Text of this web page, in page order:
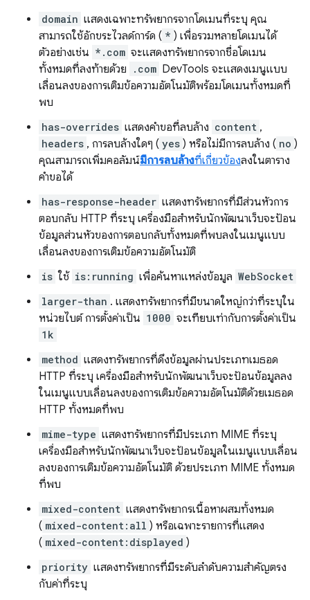
domain แสดงเฉพาะทรัพยากรจากโดเมนที่ระบุ คุณ
สามารถใช้อักขระไวลด์การ์ด ( * ) เพื่อรวมหลายโดเมนได้
ตัวอย่างเช่น *.com จะแสดงทรัพยากรจากชื่อโดเมน
ทั้งหมดที่ลงท้ายด้วย
.com DevTools จะแสดงเมนูแบบ
เลื่อนลงของการเติมข้อความอัตโนมัติพร้อมโดเมนทั้งหมดที่
พบ
has-overrides แสดงคำขอที่ลบล้าง content ,
headers , การลบล้างใดๆ ( yes ) หรือไม่มีการลบล้าง ( no )
คุณสามารถเพิ่มคอลัมน์มีการลบล้างที่เกี่ยวข้องลงในตาราง
คำขอได้
has-response-header แสดงทรัพยากรที่มีส่วนหัวการ
ตอบกลับ HTTP ที่ระบุ เครื่องมือสำหรับนักพัฒนาเว็บจะป้อน
ข้อมูลส่วนหัวของการตอบกลับทั้งหมดที่พบลงในเมนูแบบ
เลื่อนลงของการเติมข้อความอัตโนมัติ
is ใช้ is:running เพื่อค้นหาแหล่งข้อมูล WebSocket
larger-than . แสดงทรัพยากรที่มีขนาดใหญ่กว่าที่ระบุใน
หน่วยไบต์ การตั้งค่าเป็น 1000 จะเทียบเท่ากับการตั้งค่าเป็น
1k
method แสดงทรัพยากรที่ดึงข้อมูลผ่านประเภทเมธอด
HTTP ที่ระบุ เครื่องมือสำหรับนักพัฒนาเว็บจะป้อนข้อมูลลง
ในเมนูแบบเลื่อนลงของการเติมข้อความอัตโนมัติด้วยเมธอด
HTTP ทั้งหมดที่พบ
mime-type แสดงทรัพยากรที่มีประเภท MIME ที่ระบุ
เครื่องมือสำหรับนักพัฒนาเว็บจะป้อนข้อมูลในเมนูแบบเลื่อน
ลงของการเติมข้อความอัตโนมัติ ด้วยประเภท MIME ทั้งหมด
ที่พบ
mixed-content แสดงทรัพยากรเนื้อหาผสมทั้งหมด
( mixed-content:all ) หรือเฉพาะรายการที่แสดง
( mixed-content:displayed )
priority แสดงทรัพยากรที่มีระดับลำดับความสำคัญตรง
กับค่าที่ระบุ